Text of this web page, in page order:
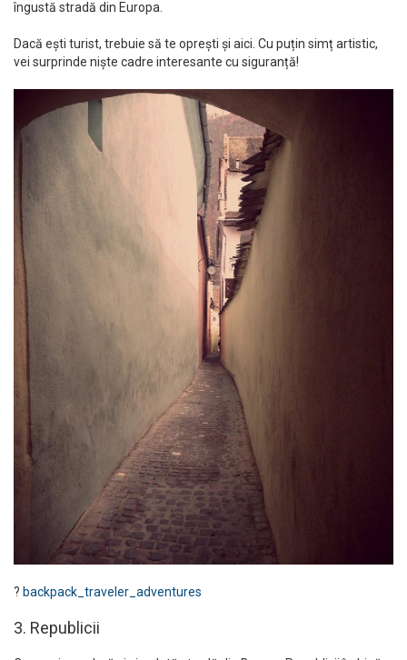
îngustă stradă din Europa.
Dacă ești turist, trebuie să te oprești și aici. Cu puțin simț artistic,
vei surprinde niște cadre interesante cu siguranță!
? backpack_traveler_adventures
3. Republicii